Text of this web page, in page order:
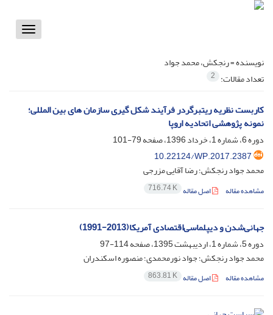
Toggle
نویسنده =رنجکش، محمد جواد
تعداد مقالات: 2
کاربست نظریه ریتبرگردر فرآیند شکل گیری سازمان های بین المللی؛
نمونه پژوهشی اتحادیه اروپا
دوره 6، شماره 1، خرداد 1396، صفحه
79-101
10.22124/WP.2017.2387
محمد جواد رنجکش؛ رضا آقایی مزرجی
مشاهده مقاله اصل مقاله 716.74 K
جهانی‌شدن‌‏‎ ‎و دیپلماسی‌اقتصادی آمریکا(2013-1991)‏
دوره 5، شماره 1، اردیبهشت 1395، صفحه
114-97
محمد جواد رنجکش؛ جواد نورمحمدی؛ منصوره اسکندران
مشاهده مقاله اصل مقاله 863.81 K